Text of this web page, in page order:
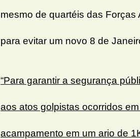
mesmo de quartéis das
para evitar um novo 8 de
“Para garantir a segurança
aos atos golpistas ocorridos
acampamento em um ario de